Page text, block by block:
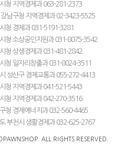
시청 지역경제과 063-281-2373
강남구청 지역경제과 02-3423-5525
청 경제과 031-5191-3281
시청 소상공인지원과 031-8075-3542
시청 상생경제과 031-481-2842
시청 일자리창출과 031-8024-3511
시 성산구 경제교통과 055-272-4413
시청 지역경제과 041-521-5443
시청 지역경제과 042-270-3516
구청 경제에너지과 032-560-4465
도 부천시 생활경제과 032-625-2767
ALL RIGHTS RESERVED.